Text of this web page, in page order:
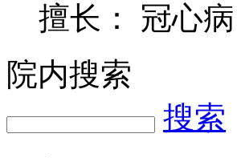
擅长： 冠心
院内搜索
搜索